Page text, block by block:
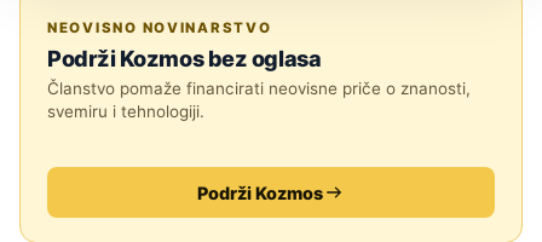
NEOVISNO NOVINARSTVO
Podrži Kozmos bez oglasa
Članstvo pomaže financirati neovisne priče o znanosti,
svemiru i tehnologiji.
Podrži Kozmos